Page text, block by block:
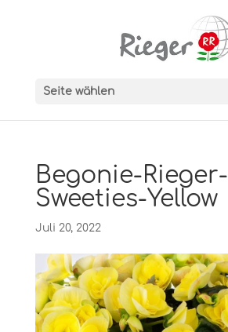
Seite wählen
Begonie-Rieger-
Sweeties-Yellow
Juli 20, 2022